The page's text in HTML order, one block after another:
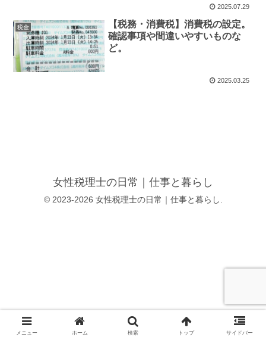
2025.07.29
税金
【税務・消費税】消費税の設定。
確認事項や間違いやすいものな
ど。
2025.03.25
女性税理士の日常｜仕事と暮らし
© 2023-2026 女性税理士の日常｜仕事と暮らし.
メニュー ホーム 検索 トップ サイドバー